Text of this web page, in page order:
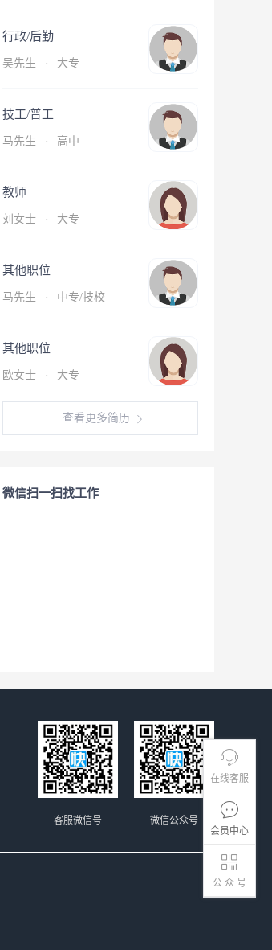
在线客服
会员中心
公 众 号
行政/后勤
吴先生 · 大专
技工/普工
马先生 · 高中
教师
刘女士 · 大专
其他职位
马先生 · 中专/技校
其他职位
欧女士 · 大专
查看更多简历
微信扫一扫找工作
微信公众号
客服微信号